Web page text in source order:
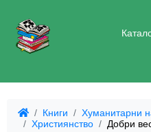
Книги Хуманитарни
Християнство
Добри